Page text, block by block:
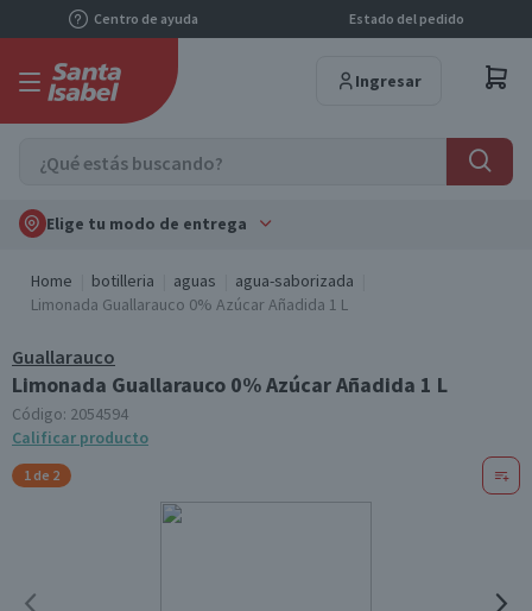
Centro de ayuda Estado del pedido
Ingresar
Elige tu modo de entrega
Home botilleria aguas
agua-saborizada
Limonada Guallarauco 0% Azúcar Añadida 1 L
Guallarauco
Limonada Guallarauco 0% Azúcar Añadida 1 L
Código: 2054594
Calificar producto
1 de 2